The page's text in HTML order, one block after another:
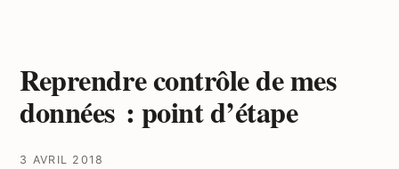
Reprendre contrôle de mes
données : point d’étape
3 AVRIL 2018